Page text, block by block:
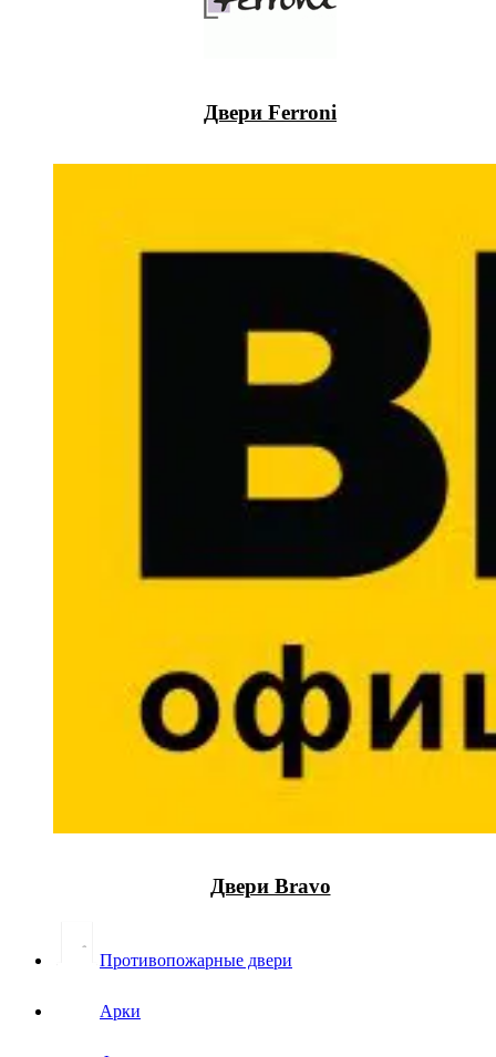
Двери Ferroni
Двери Bravo
Противопожарные двери
Арки